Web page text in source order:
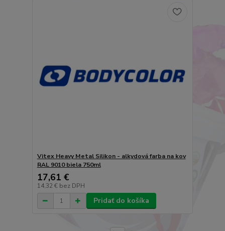
Vitex Heavy Metal Silikon - alkydová farba na kov
RAL 9010 biela 750ml
17,61 €
14,32 € bez DPH
Pridať do košíka